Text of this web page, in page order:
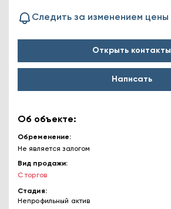
Следить за изменением цены
Открыть контакты
Написать
Об объекте:
Обременение
Не является залогом
Вид продажи
С торгов
Стадия
Непрофильный актив